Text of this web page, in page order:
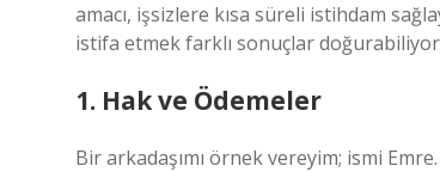
amacı, işsizlere kısa süreli istihdam
istifa etmek farklı sonuçlar
1. Hak ve Ödemeler
Bir arkadaşımı örnek vereyim; ismi